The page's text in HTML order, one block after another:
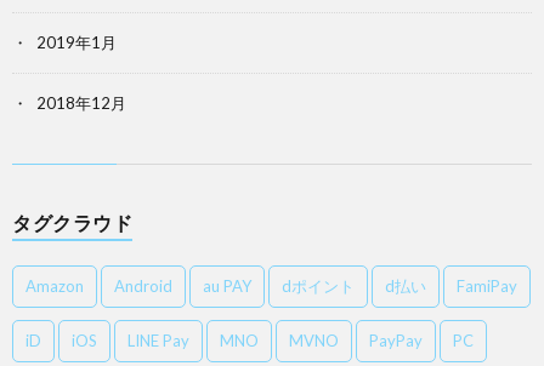
2019年1月
2018年12月
タグクラウド
Amazon Android au PAY dポイント d払い FamiPay
iD iOS LINE Pay MNO MVNO PayPay PC